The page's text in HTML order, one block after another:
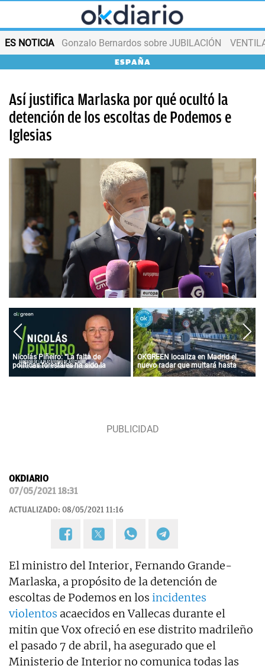
ES NOTICIA Gonzalo Bernardos sobre JUBILACIÓN
ESPAÑA
Así justifica Marlaska por qué ocultó la
detención de los escoltas de Podemos e
Iglesias
Nicolás Piñeiro: “La falta de
políticas forestales ha sido la
gasolina que ha arrasado media
OKGREEN localiza en Madrid el
nuevo radar que multará hasta
con 3.000 euros a los coches más
OKDIARIO
07/05/2021 18:31
ACTUALIZADO: 08/05/2021 11:16
El ministro del Interior, Fernando Grande-
Marlaska, a propósito de la detención de
escoltas de Podemos en los incidentes
violentos acaecidos en Vallecas durante el
mitin que Vox ofreció en ese distrito madrileño
el pasado 7 de abril, ha asegurado que el
Ministerio de Interior no comunica todas las